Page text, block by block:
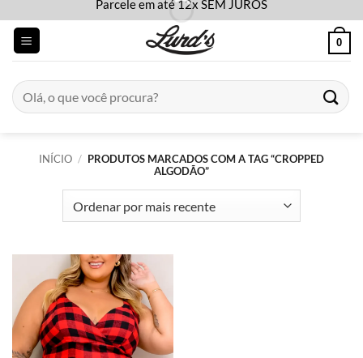
content
Parcele em até 12x SEM JUROS
0
Pesquisar
por:
INÍCIO / PRODUTOS MARCADOS COM A TAG “CROPPED
ALGODÃO”